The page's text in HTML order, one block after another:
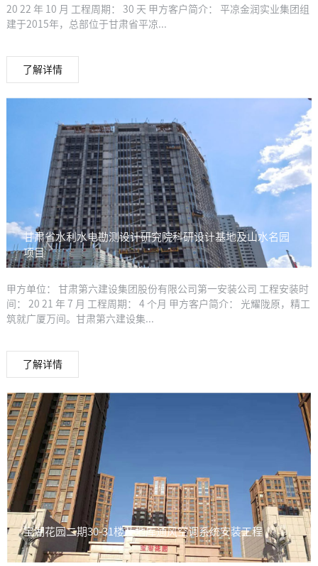
20 22 年 10 月 工程周期： 30 天 甲方客户简介： 平凉金润实业集团组
建于2015年，总部位于甘肃省平凉...
了解详情
甘肃省水利水电勘测设计研究院科研设计基地及山水名园
项目
甲方单位： 甘肃第六建设集团股份有限公司第一安装公司 工程安装时
间： 20 21 年 7 月 工程周期： 4 个月 甲方客户简介： 光耀陇原，精工
筑就广厦万间。甘肃第六建设集...
了解详情
宝湖花园二期30-31楼及地库通风空调系统安装工程